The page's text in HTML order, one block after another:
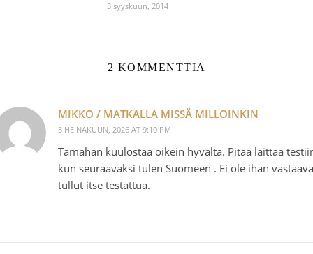
3 syyskuun, 2014
2 KOMMENTTIA
MIKKO / MATKALLA MISSÄ MILLOINKIN
3 HEINÄKUUN, 2026 AT 9:10 PM
Tämähän kuulostaa oikein hyvältä. Pitää laittaa
kun seuraavaksi tulen Suomeen . Ei ole ihan
tullut itse testattua.